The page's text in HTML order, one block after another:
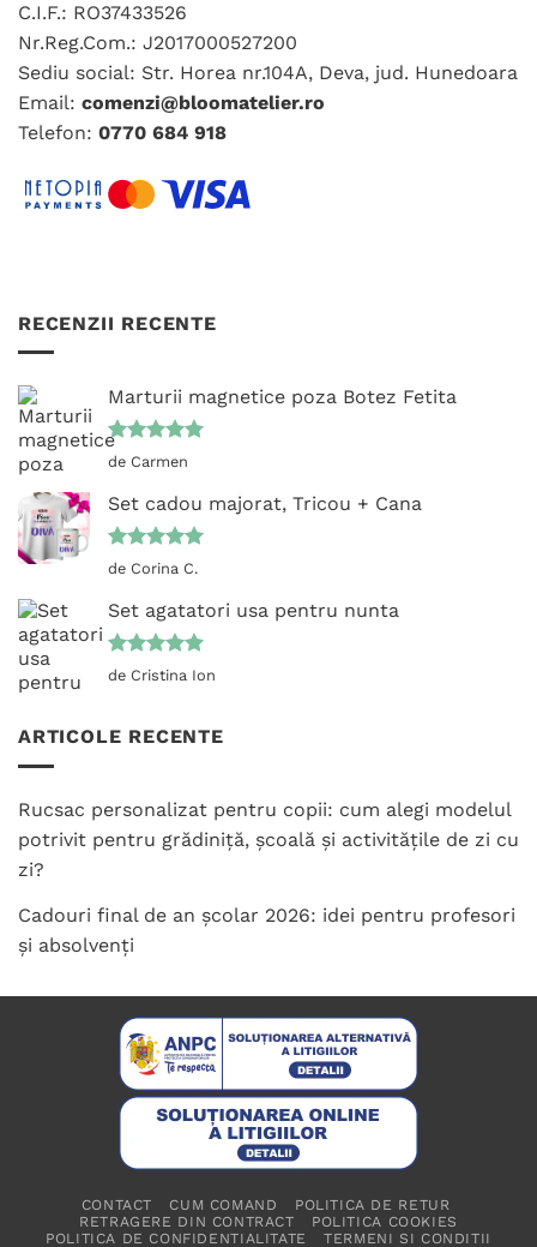
C.I.F.: RO37433526
Nr.Reg.Com.: J2017000527200
Sediu social: Str. Horea nr.104A, Deva, jud. Hunedoara
Email: comenzi@bloomatelier.ro
Telefon: 0770 684 918
RECENZII RECENTE
Marturii magnetice poza Botez Fetita
Evaluat la
de Carmen
Set cadou majorat, Tricou + Cana
Evaluat la
de Corina C.
Set agatatori usa pentru nunta
Evaluat la
de Cristina Ion
ARTICOLE RECENTE
Rucsac personalizat pentru copii: cum alegi modelul
potrivit pentru grădiniță, școală și activitățile de zi cu
zi?
Cadouri final de an școlar 2026: idei pentru profesori
și absolvenți
CONTACT CUM COMAND
POLITICA DE RETUR
RETRAGERE DIN CONTRACT
POLITICA COOKIES
POLITICA DE CONFIDENTIALITATE
TERMENI SI CONDITII